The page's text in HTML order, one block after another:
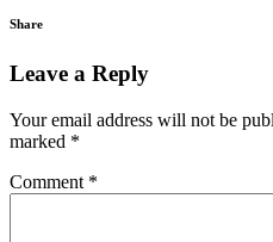
Share
Leave a Reply
Your email address will not be
marked *
Comment *